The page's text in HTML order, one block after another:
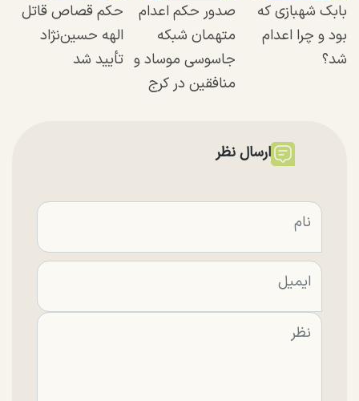
بابک شهبازی که
بود و چرا اعدام
شد؟
صدور حکم اعدام
متهمان شبکه
جاسوسی ‌موساد و
منافقین در کرج
حکم قصاص قاتل
الهه حسین‌نژاد
تأیید شد
ارسال نظر